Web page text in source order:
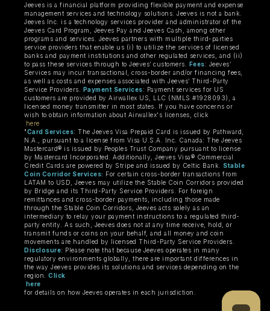
Jeeves is a financial platform providing flexible payment and expense
management services and technology solutions. Jeeves is not a bank.
Jeeves Inc. is a technology services provider and administrator of the
Jeeves Card Program, Jeeves Pay and Jeeves Cash, among other
programs and services. Jeeves partners with multiple third-parties
service providers that enable us (i) to utilize the services of licensed
banks and payment institutions and other regulated services, and (ii)
to pass these services through to Jeeves’ customers. Fees: Jeeves’
Services may incur transactional, cross-border and/or financing fees,
as well as costs and expenses associated with Jeeves’ Third-Party
Service Providers. Payment Services: Payment services for US
customers are provided by Airwallex US, LLC (NMLS #1928093), a
licensed money transmitter in most states. If you have concerns or
wish to obtain information about Airwallex's licenses, click
here
"Card Services: The Jeeves Visa Prepaid Card is issued by Pathward,
N.A., pursuant to a license from Visa U.S.A. Inc. Canada: The Jeeves
Mastercard® is issued by Peoples Trust Company pursuant to license
by Mastercard Incorporated. Additionally, Jeeves Visa® Commercial
Credit Cards are powered by Stripe and issued by Celtic Bank. Stable
Coin Corridor Services: For certain cross-border transactions from
LATAM to USD, Jeeves may utilize the Stable Coin Corridors provided
by Bridge and its Third-Party Service Providers. For foreign
remittances and cross-border payments, including those made
through the Stable Coin Corridors, Jeeves acts solely as an
intermediary to relay your payment instructions to a regulated third-
party entity. As such, Jeeves does not at any time receive, hold, or
transmit funds or coins on your behalf, and all money and coin
movements are handled by licensed Third-Party Service Providers.
Disclosure: Please note that because Jeeves operates in many
regulatory environments globally, there are important differences in
the way Jeeves provides its solutions and services depending on the
region. Click
here
for details on how Jeeves operates in each jurisdiction.